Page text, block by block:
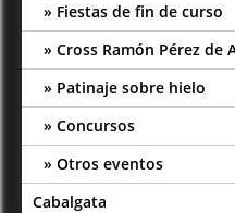
Fiestas de fin de curso
Cross Ramón Pérez de
Patinaje sobre hielo
Concursos
Otros eventos
Cabalgata